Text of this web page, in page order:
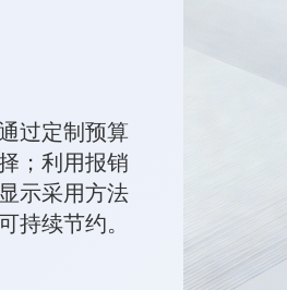
过定制预算
；利用报销
示采用方法
持续节约。